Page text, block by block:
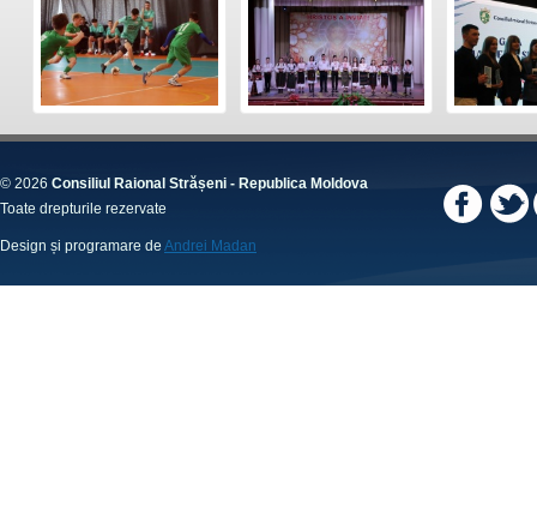
© 2026 Consiliul Raional Strășeni - Republica Moldova
Toate drepturile rezervate
Design și programare de Andrei Madan